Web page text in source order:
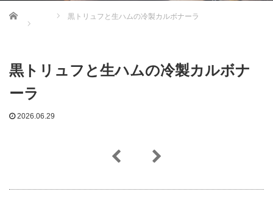
Home 黒トリュフと生ハムの冷製カルボナーラ
黒トリュフと生ハムの冷製カルボナ
ーラ
2026.06.29